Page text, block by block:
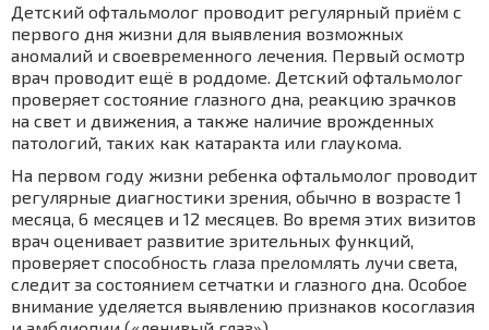
Детский офтальмолог проводит регулярный приём с
первого дня жизни для выявления возможных
аномалий и своевременного лечения. Первый осмотр
врач проводит ещё в роддоме. Детский офтальмолог
проверяет состояние глазного дна, реакцию зрачков
на свет и движения, а также наличие врожденных
патологий, таких как катаракта или глаукома.
На первом году жизни ребенка офтальмолог проводит
регулярные диагностики зрения, обычно в возрасте 1
месяца, 6 месяцев и 12 месяцев. Во время этих визитов
врач оценивает развитие зрительных функций,
проверяет способность глаза преломлять лучи света,
следит за состоянием сетчатки и глазного дна. Особое
внимание уделяется выявлению признаков косоглазия